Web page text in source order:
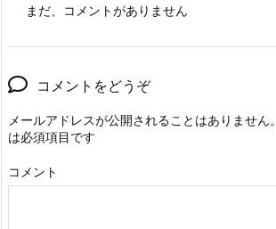
まだ、コメントがありません
コメントをどうぞ
メールアドレスが公開されることはありません。
は必須項目です
コメント